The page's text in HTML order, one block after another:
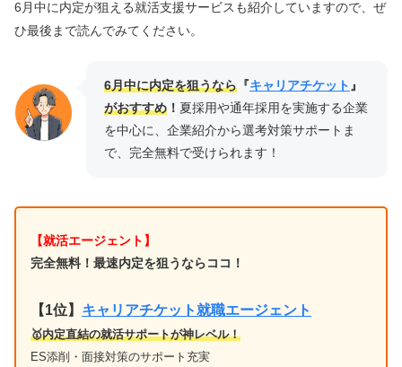
6月中に内定が狙える就活支援サービスも紹介していますので、ぜ
ひ最後まで読んでみてください。
6月中に内定を狙うなら 『キャリアチケット 』
がおすすめ ！ 夏採用や通年採用を実施する企業
を中心に、企業紹介から選考対策サポートま
で、完全無料で受けられます！
【就活エージェント】
完全無料！最速内定を狙うならココ！
【1位】 キャリアチケット就職エージェント
🥇内定直結の就活サポートが神レベル！
ES添削・面接対策のサポート充実